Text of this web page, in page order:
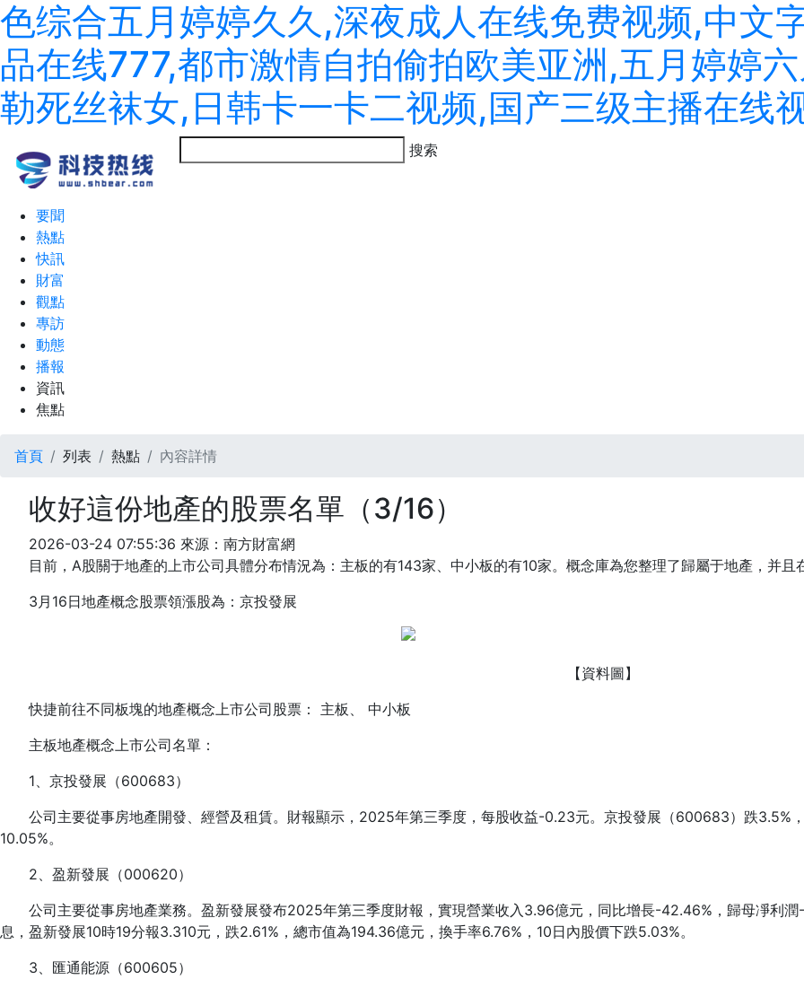
色综合五月婷婷久久,深夜成人在线免费视频,中文
品在线777,都市激情自拍偷拍欧美亚洲,五月婷婷
勒死丝袜女,日韩卡一卡二视频,国产三级主播在线
要聞
熱點
快訊
財富
觀點
專訪
動態
播報
資訊
焦點
搜索
首頁 列表 熱點 內容詳情
收好這份地產的股票名單（3/16）
2026-03-24 07:55:36 來源：南方財富網
目前，A股關于地產的上市公司具體分布情況為：主板的有143家、中小板的有10家。概念庫為您整理了歸屬于地產，并且
3月16日地產概念股票領漲股為：京投發展
【資料圖】
快捷前往不同板塊的地產概念上市公司股票： 主板、 中小板
主板地產概念上市公司名單：
1、京投發展（600683）
公司主要從事房地產開發、經營及租賃。財報顯示，2025年第三季度，每股收益-0.23元。京投發展（600683）跌3.5%
10.05%。
2、盈新發展（000620）
公司主要從事房地產業務。盈新發展發布2025年第三季度財報，實現營業收入3.96億元，同比增長-42.46%，歸母凈利
息，盈新發展10時19分報3.310元，跌2.61%，總市值為194.36億元，換手率6.76%，10日內股價下跌5.03%。
3、匯通能源（600605）